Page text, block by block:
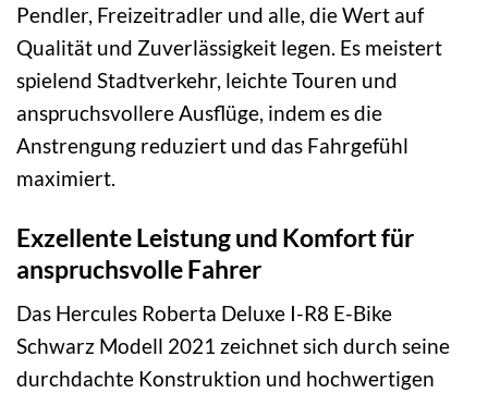
Pendler, Freizeitradler und alle, die Wert auf
Qualität und Zuverlässigkeit legen. Es meistert
spielend Stadtverkehr, leichte Touren und
anspruchsvollere Ausflüge, indem es die
Anstrengung reduziert und das Fahrgefühl
maximiert.
Exzellente Leistung und Komfort für
anspruchsvolle Fahrer
Das Hercules Roberta Deluxe I-R8 E-Bike
Schwarz Modell 2021 zeichnet sich durch seine
durchdachte Konstruktion und hochwertigen